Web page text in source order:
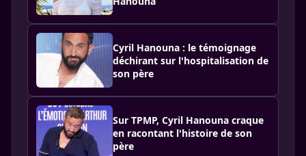
Cyril Hanouna : le témoignage
déchirant sur l'hospitalisation de
son père
Sur TPMP, Cyril Hanouna craque
en racontant l'histoire de son
père